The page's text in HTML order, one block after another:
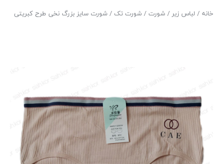
خانه / لباس زیر / شورت / شورت تک / شورت سایز بزرگ نخی طرح کبریتی